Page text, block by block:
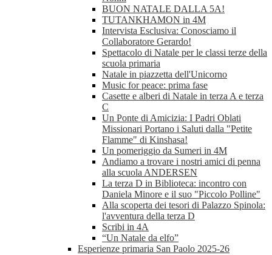
BUON NATALE DALLA 5A!
TUTANKHAMON in 4M
Intervista Esclusiva: Conosciamo il
Collaboratore Gerardo!
Spettacolo di Natale per le classi terze della
scuola primaria
Natale in piazzetta dell'Unicorno
Music for peace: prima fase
Casette e alberi di Natale in terza A e terza
C
Un Ponte di Amicizia: I Padri Oblati
Missionari Portano i Saluti dalla "Petite
Flamme" di Kinshasa!
Un pomeriggio da Sumeri in 4M
Andiamo a trovare i nostri amici di penna
alla scuola ANDERSEN
La terza D in Biblioteca: incontro con
Daniela Minore e il suo "Piccolo Polline"
Alla scoperta dei tesori di Palazzo Spinola:
l'avventura della terza D
Scribi in 4A
“Un Natale da elfo”
Esperienze primaria San Paolo 2025-26